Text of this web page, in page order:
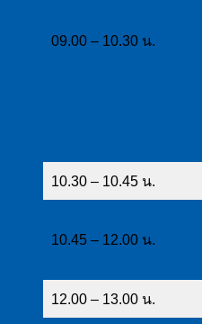
09.00 – 10.30 น.
10.30 – 10.45 น.
10.45 – 12.00 น.
12.00 – 13.00 น.